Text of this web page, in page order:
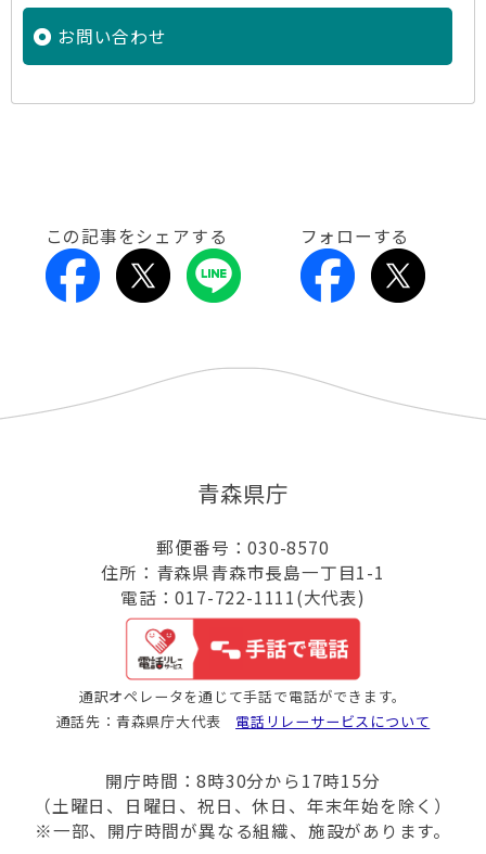
お問い合わせ
この記事をシェアする フォローする
青森県庁
郵便番号：030-8570
住所：青森県青森市長島一丁目1-1
電話：017-722-1111(大代表)
通訳オペレータを通じて手話で電話ができます。
通話先：青森県庁大代表 電話リレーサービスについて
開庁時間：8時30分から17時15分
（土曜日、日曜日、祝日、休日、年末年始を除く）
※一部、開庁時間が異なる組織、施設があります。